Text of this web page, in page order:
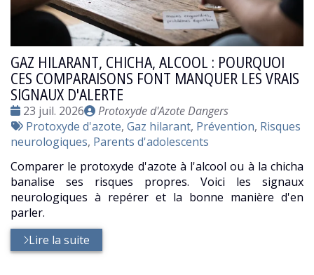
GAZ HILARANT, CHICHA, ALCOOL : POURQUOI
CES COMPARAISONS FONT MANQUER LES VRAIS
SIGNAUX D'ALERTE
Date
:
23 juil. 2026
Publié
par
Protoxyde d'Azote Dangers
Tags
:
Protoxyde d'azote, Gaz hilarant, Prévention, Risques
neurologiques, Parents d'adolescents
Comparer le protoxyde d'azote à l'alcool ou à la chicha
banalise ses risques propres. Voici les signaux
neurologiques à repérer et la bonne manière d'en
parler.
Lire la suite